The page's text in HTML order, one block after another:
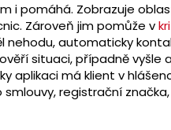
i pomáhá. Zobrazuje
Zároveň jim pomůže v
nehodu, automaticky
situaci, případně vyšle
aplikaci má klient v
registrační